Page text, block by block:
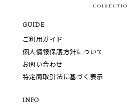
GUIDE
ご利用ガイド
個人情報保護方針について
お問い合わせ
特定商取引法に基づく表示
INFO